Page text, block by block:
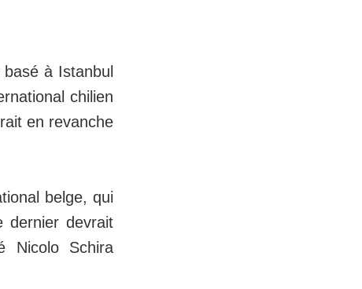
à Istanbul
chilien
en revanche
belge, qui
dernier devrait
Nicolo Schira